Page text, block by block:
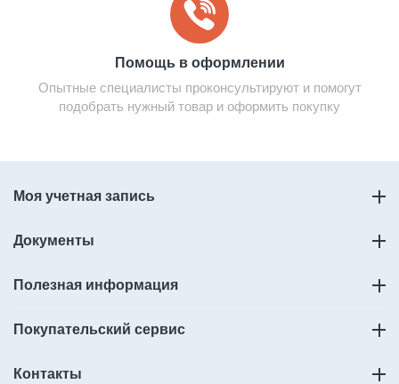
Помощь в оформлении
Опытные специалисты проконсультируют и помогут
подобрать нужный товар и оформить покупку
Моя учетная запись
Документы
Полезная информация
Покупательский сервис
Контакты